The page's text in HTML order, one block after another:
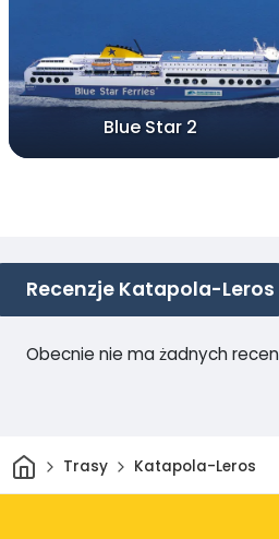
Blue Star 2
Recenzje Katapola-Leros
Obecnie nie ma żadnych
DomTrasy Katapola-Leros